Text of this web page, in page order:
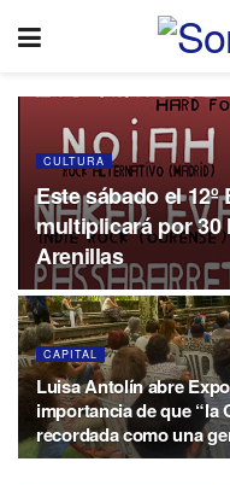
CULTURA
Este sábado el 12º
multiplicará por 30
Arenillas
CAPITAL
Luisa Antolín abre
importancia de que “la
recordada como una